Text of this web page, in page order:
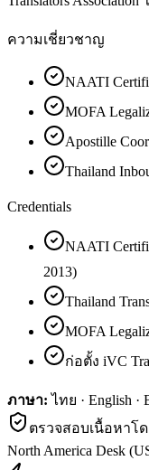
ความเชี่ยวชาญ
NAATI
MOFA
Apostille
Thailand
Credentials
NAATI
2013)
Thailand
MOFA
ก่อตั้ง iVC
ภาษา: ไทย · English ·
ตรวจสอบเนื้อหาโด
North America Desk